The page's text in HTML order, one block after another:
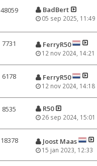
48059 BadBert
05 sep 2025, 11:49
7731 FerryR50
12 nov 2024, 14:21
6178 FerryR50
12 nov 2024, 14:18
8535 R50
26 sep 2024, 15:01
18378 Joost Maas
15 jan 2023, 12:33